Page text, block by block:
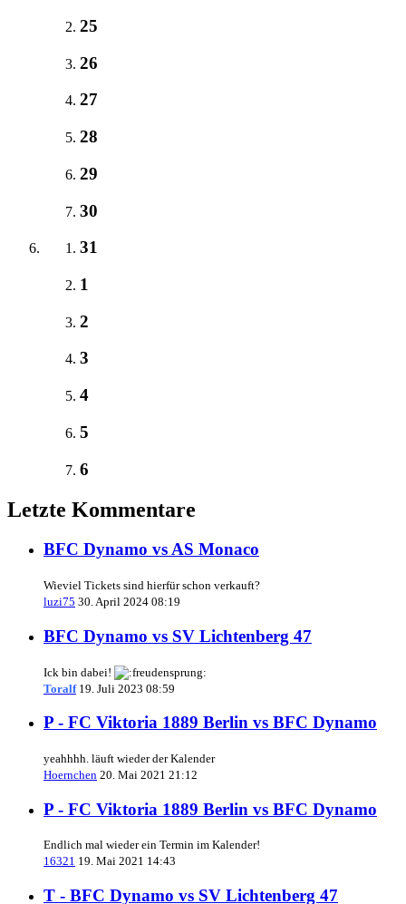
25
26
27
28
29
30
31
1
2
3
4
5
6
Letzte Kommentare
BFC Dynamo vs AS Monaco
Wieviel Tickets sind hierfür schon verkauft?
luzi75 30. April 2024 08:19
BFC Dynamo vs SV Lichtenberg 47
Ick bin dabei!
Toralf 19. Juli 2023 08:59
P - FC Viktoria 1889 Berlin vs BFC Dynamo
yeahhhh. läuft wieder der Kalender
Hoernchen 20. Mai 2021 21:12
P - FC Viktoria 1889 Berlin vs BFC Dynamo
Endlich mal wieder ein Termin im Kalender!
16321 19. Mai 2021 14:43
T - BFC Dynamo vs SV Lichtenberg 47